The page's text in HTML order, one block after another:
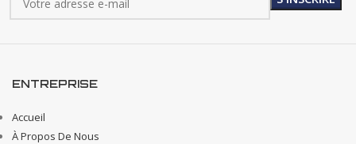
ENTREPRISE
Accueil
À Propos De Nous